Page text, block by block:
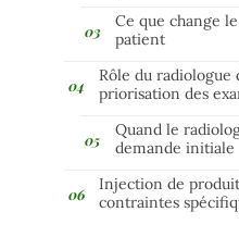
Ce que change
patient
Rôle du radiologue
priorisation des
Quand le
demande initiale
Injection de
contraintes